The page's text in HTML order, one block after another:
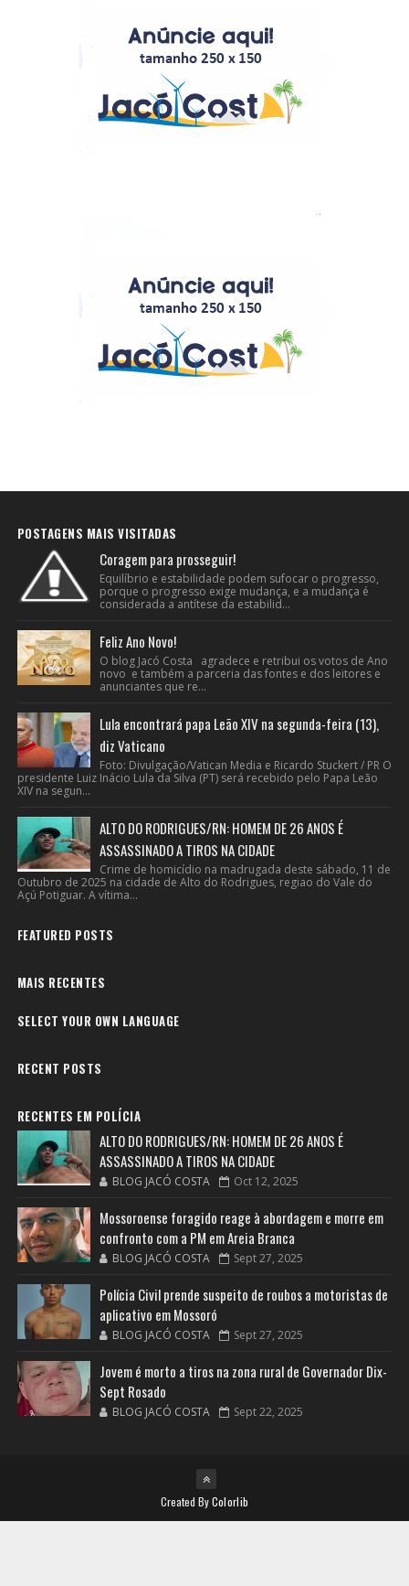
POSTAGENS MAIS VISITADAS
Coragem para prosseguir!
Equilíbrio e estabilidade podem sufocar o progresso,
porque o progresso exige mudança, e a mudança é
considerada a antítese da estabilid...
Feliz Ano Novo!
O blog Jacó Costa agradece e retribui os votos de Ano
novo e também a parceria das fontes e dos leitores e
anunciantes que re...
Lula encontrará papa Leão XIV na segunda-feira (13),
diz Vaticano
Foto: Divulgação/Vatican Media e Ricardo Stuckert / PR O
presidente Luiz Inácio Lula da Silva (PT) será recebido pelo Papa Leão
XIV na segun...
ALTO DO RODRIGUES/RN: HOMEM DE 26 ANOS É
ASSASSINADO A TIROS NA CIDADE
Crime de homicídio na madrugada deste sábado, 11 de
Outubro de 2025 na cidade de Alto do Rodrigues, regiao do Vale do
Açú Potiguar. A vítima...
FEATURED POSTS
MAIS RECENTES
SELECT YOUR OWN LANGUAGE
RECENT POSTS
RECENTES EM POLÍCIA
ALTO DO RODRIGUES/RN: HOMEM DE 26 ANOS É
ASSASSINADO A TIROS NA CIDADE
BLOG JACÓ COSTA Oct 12, 2025
Mossoroense foragido reage à abordagem e morre em
confronto com a PM em Areia Branca
BLOG JACÓ COSTA Sept 27, 2025
Polícia Civil prende suspeito de roubos a motoristas de
aplicativo em Mossoró
BLOG JACÓ COSTA Sept 27, 2025
Jovem é morto a tiros na zona rural de Governador Dix-
Sept Rosado
BLOG JACÓ COSTA Sept 22, 2025
Created ByColorlib